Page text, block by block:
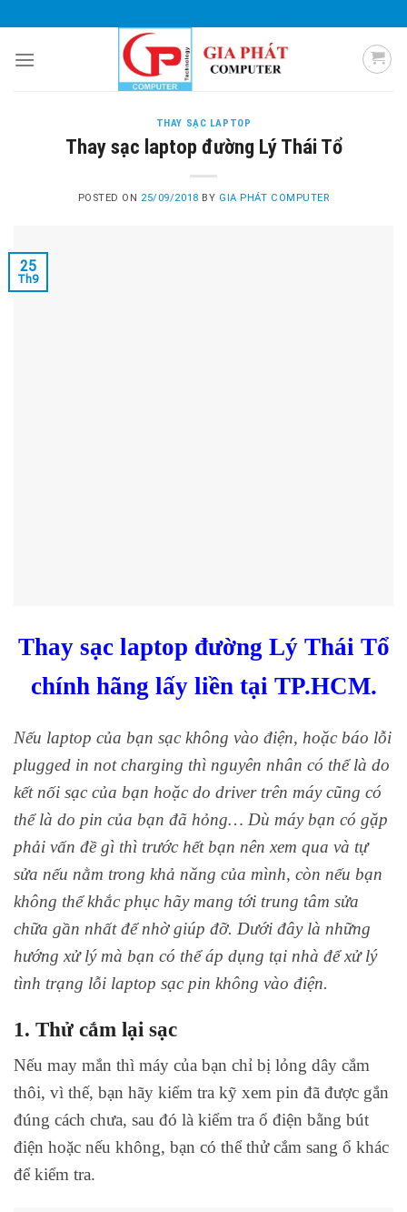
to
content
THAY SẠC LAPTOP
Thay sạc laptop đường Lý Thái Tổ
POSTED ON 25/09/2018 BY GIA PHÁT COMPUTER
25
Th9
Thay sạc laptop đường Lý Thái Tổ
chính hãng lấy liền tại TP.HCM.
Nếu laptop của bạn sạc không vào điện, hoặc báo lỗi
plugged in not charging thì nguyên nhân có thể là do
kết nối sạc của bạn hoặc do driver trên máy cũng có
thể là do pin của bạn đã hỏng… Dù máy bạn có gặp
phải vấn đề gì thì trước hết bạn nên xem qua và tự
sửa nếu nằm trong khả năng của mình, còn nếu bạn
không thể khắc phục hãy mang tới trung tâm sửa
chữa gần nhất để nhờ giúp đỡ. Dưới đây là những
hướng xử lý mà bạn có thể áp dụng tại nhà để xử lý
tình trạng lỗi laptop sạc pin không vào điện.
1. Thử cắm lại sạc
Nếu may mắn thì máy của bạn chỉ bị lỏng dây cắm
thôi, vì thế, bạn hãy kiểm tra kỹ xem pin đã được gắn
đúng cách chưa, sau đó là kiểm tra ổ điện bằng bút
điện hoặc nếu không, bạn có thể thử cắm sang ổ khác
để kiểm tra.